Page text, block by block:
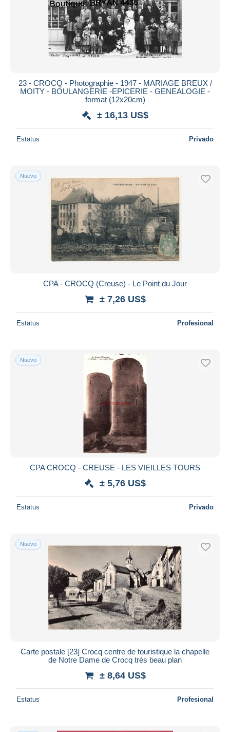
23 - CROCQ - Photographie - 1947 - MARIAGE BREUX /
MOITY - BOULANGERIE -EPICERIE - GENEALOGIE -
format (12x20cm)
± 16,13 US$
Estatus Privado
Nuevo
CPA - CROCQ (Creuse) - Le Point du Jour
± 7,26 US$
Estatus Profesional
Nuevo
CPA CROCQ - CREUSE - LES VIEILLES TOURS
± 5,76 US$
Estatus Privado
Nuevo
Carte postale [23] Crocq centre de touristique la chapelle
de Notre Dame de Crocq très beau plan
± 8,64 US$
Estatus Profesional